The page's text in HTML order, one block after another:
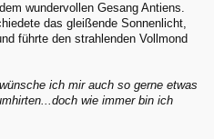
wundervollen Gesang Antiens.
das gleißende Sonnenlicht,
führte den strahlenden Vollmond
ich mir auch so gerne etwas
wie immer bin ich